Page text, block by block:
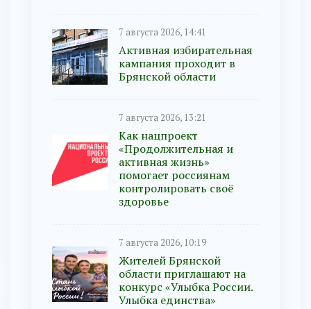
7 августа 2026, 14:41
Активная избирательная
кампания проходит в
Брянской области
7 августа 2026, 13:21
Как нацпроект
«Продолжительная и
активная жизнь»
помогает россиянам
контролировать своё
здоровье
7 августа 2026, 10:19
Жителей Брянской
области приглашают на
конкурс «Улыбка России.
Улыбка единства»